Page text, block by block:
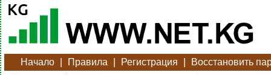
Начало Правила Регистрация
Восстановить